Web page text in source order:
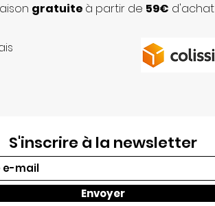
gratuite à partir de 59€ d'achat
S'inscrire à la newsletter
Envoyer